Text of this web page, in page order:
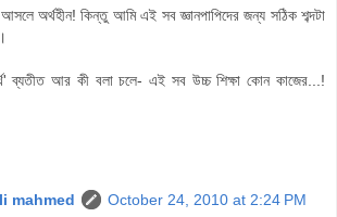
আসলে অর্থহীন! কিন্তু আমি এই সব জ্ঞানপাপিদের জন্য সঠিক শব্দটা
ব্যতীত আর কী বলা চলে- এই সব উচ্চ শিক্ষা কোন কাজের...!
mahmed
October 24, 2010 at 2:24 PM